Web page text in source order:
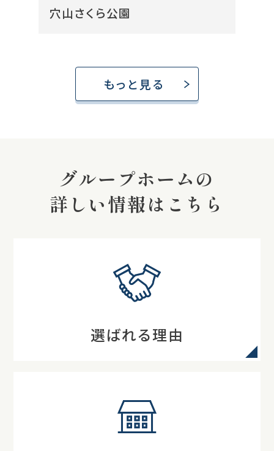
穴山さくら公園
もっと見る
グループホームの
詳しい情報はこちら
選ばれる理由